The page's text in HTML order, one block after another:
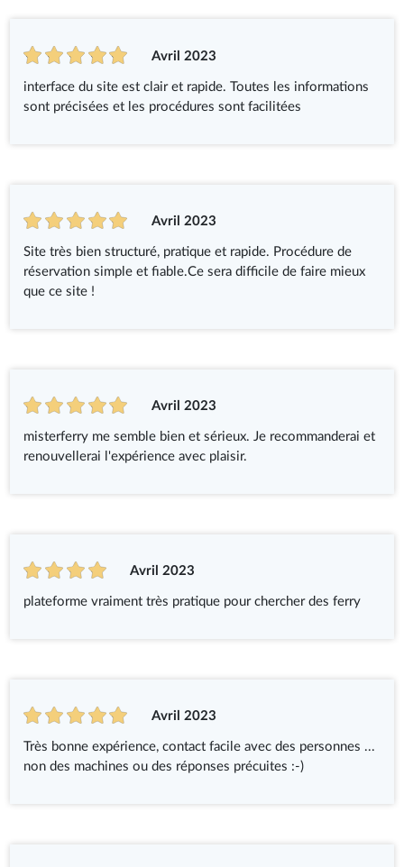
Avril 2023
interface du site est clair et rapide. Toutes les informations
sont précisées et les procédures sont facilitées
Avril 2023
Site très bien structuré, pratique et rapide. Procédure de
réservation simple et fiable.Ce sera difficile de faire mieux
que ce site !
Avril 2023
misterferry me semble bien et sérieux. Je recommanderai et
renouvellerai l'expérience avec plaisir.
Avril 2023
plateforme vraiment très pratique pour chercher des ferry
Avril 2023
Très bonne expérience, contact facile avec des personnes ...
non des machines ou des réponses précuites :-)